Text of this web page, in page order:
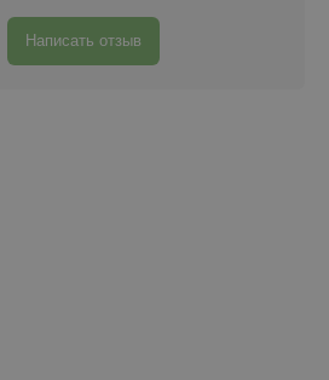
Написать отзыв